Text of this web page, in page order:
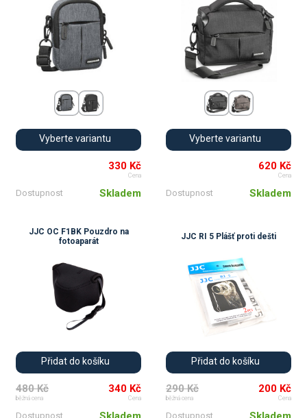
Vyberte variantu
330 Kč
Cena
Dostupnost Skladem
Vyberte variantu
620 Kč
Cena
Dostupnost Skladem
JJC OC F1BK Pouzdro na
fotoaparát
Přidat do košíku
480 Kč
běžná cena
340 Kč
Cena
Dostupnost
JJC RI 5 Plášť proti dešti
Přidat do košíku
290 Kč
běžná cena
200 Kč
Cena
Dostupnost